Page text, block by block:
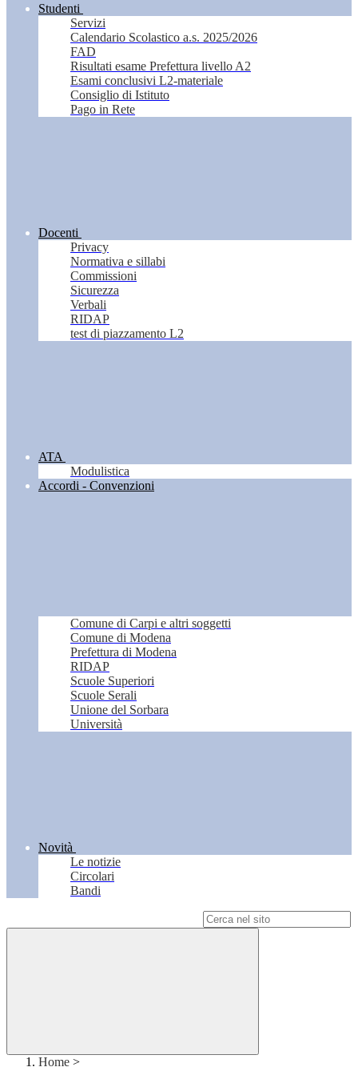
Studenti
Servizi
Calendario Scolastico a.s. 2025/2026
FAD
Risultati esame Prefettura livello A2
Esami conclusivi L2-materiale
Consiglio di Istituto
Pago in Rete
Docenti
Privacy
Normativa e sillabi
Commissioni
Sicurezza
Verbali
RIDAP
test di piazzamento L2
ATA
Modulistica
Accordi - Convenzioni
Comune di Carpi e altri soggetti
Comune di Modena
Prefettura di Modena
RIDAP
Scuole Superiori
Scuole Serali
Unione del Sorbara
Università
Novità
Le notizie
Circolari
Bandi
Home >